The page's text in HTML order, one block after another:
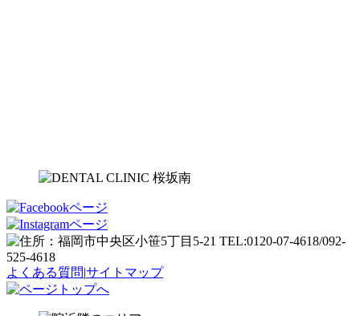
よくある質問|サイトマップ